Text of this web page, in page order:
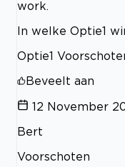
work.
In welke Optie1
Optie1
Beveelt aan
12 November
Bert
Voorschoten